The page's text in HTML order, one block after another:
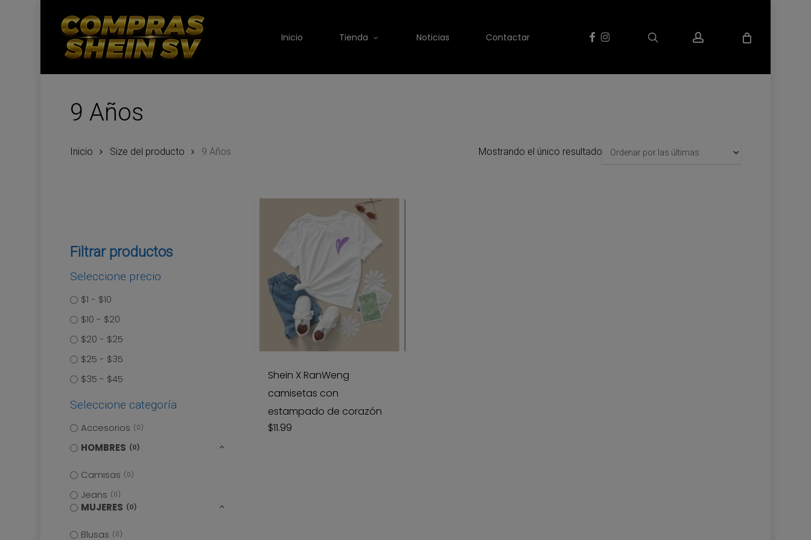
Inicio Tienda Noticias Contactar facebook
instagram
9 Años
Mostrando el único resultado
Inicio Size del producto 9 Años
Filtrar productos
Seleccione precio
$1 - $10
$10 - $20
$20 - $25
$25 - $35
$35 - $45
Seleccione categoría
Accesorios 0
HOMBRES 0
Camisas 0
Jeans 0
MUJERES 0
Blusas 0
Shein X RanWeng
camisetas con
estampado de corazón
$11.99